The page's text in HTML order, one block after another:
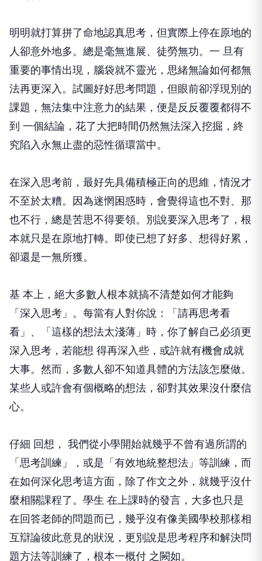
明明就打算拼了命地認真思考，但實際上停在原地的
人卻意外地多。總是毫無進展、徒勞無功。一 旦有
重要的事情出現，腦袋就不靈光，思緒無論如何都無
法再更深入。試圖好好思考問題，但眼前卻浮現別的
課題，無法集中注意力的結果，便是反反覆覆都得不
到 一個結論，花了大把時間仍然無法深入挖掘，終
究陷入永無止盡的惡性循環當中。
在深入思考前，最好先具備積極正向的思維，情況才
不至於太糟。因為迷惘困惑時，會覺得這也不對、那
也不行，總是苦思不得要領。別說要深入思考了，根
本就只是在原地打轉。即使已想了好多、想得好累，
卻還是一無所獲。
基 本上，絕大多數人根本就搞不清楚如何才能夠
「深入思考」。每當有人對你說：「請再思考看
看」、「這樣的想法太淺薄」時，你了解自己必須更
深入思考，若能想 得再深入些，或許就有機會成就
大事。然而，多數人卻不知道具體的方法該怎麼做。
某些人或許會有個概略的想法，卻對其效果沒什麼信
心。
仔細 回想， 我們從小學開始就幾乎不曾有過所謂的
「思考訓練」，或是「有效地統整想法」等訓練，而
在如何深化思考這方面，除了作文之外，就幾乎沒什
麼相關課程了。學生 在上課時的發言，大多也只是
在回答老師的問題而已，幾乎沒有像美國學校那樣相
互辯論彼此意見的狀況，更別說是思考程序和解決問
題方法等訓練了，根本一概付 之闕如。